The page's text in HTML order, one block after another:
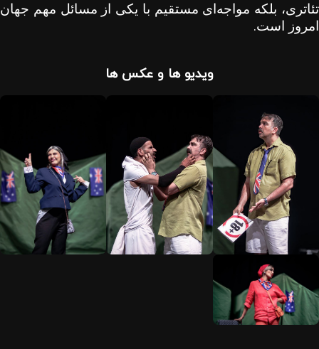
تئاتری، بلکه مواجه‌ای مستقیم با یکی از مسائل مهم جهان
امروز است.
ویدیو ها و عکس ها